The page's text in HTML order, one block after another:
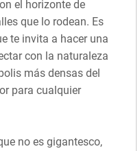
el horizonte de
que lo rodean. Es
te invita a hacer una
con la naturaleza
más densas del
para cualquier
no es gigantesco,